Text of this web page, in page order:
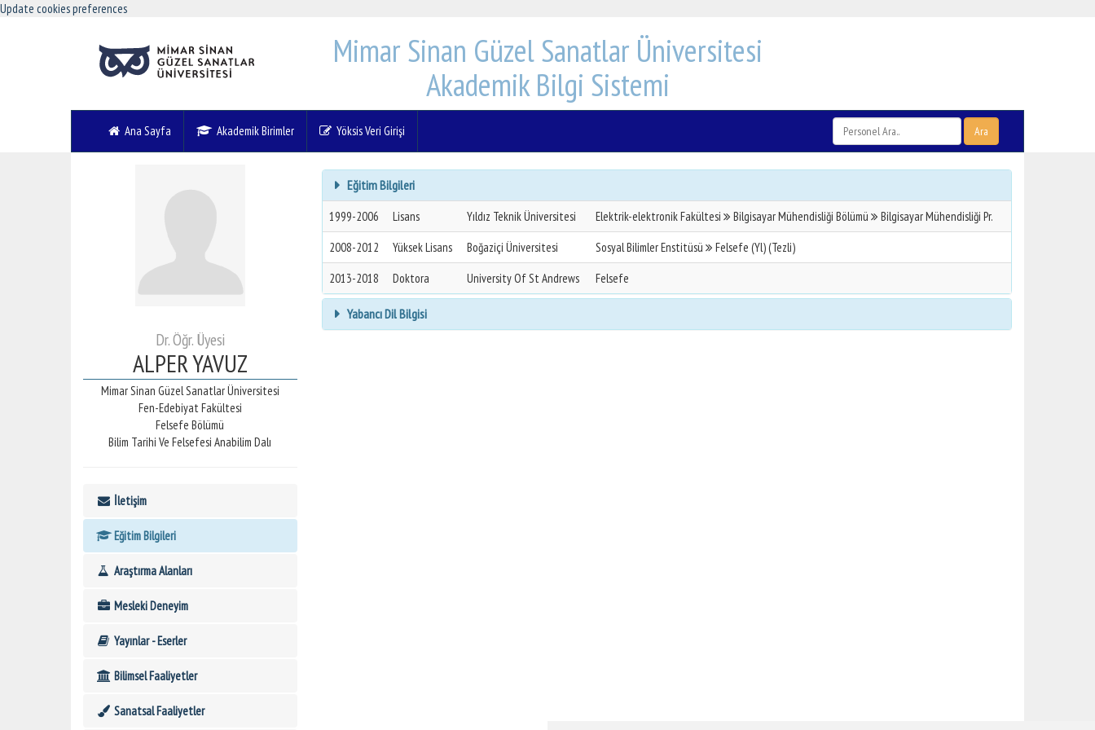
Update cookies preferences
Mimar Sinan Güzel Sanatlar Üniversitesi
Akademik Bilgi Sistemi
Ana Sayfa Akademik Birimler Yöksis Veri Girişi Ara
Dr. Öğr. Üyesi
ALPER YAVUZ
Mimar Sinan Güzel Sanatlar Üniversitesi
Fen-Edebiyat Fakültesi
Felsefe Bölümü
Bilim Tarihi Ve Felsefesi Anabilim Dalı
İletişim
Eğitim Bilgileri
Araştırma Alanları
Mesleki Deneyim
Yayınlar - Eserler
Bilimsel Faaliyetler
Sanatsal Faaliyetler
Eğitim Bilgileri
1999-2006 Lisans Yıldız Teknik Üniversitesi Elektrik-elektronik Fakültesi Bilgisayar Mühendisliği Bölümü
Bilgisayar Mühendisliği Pr.
2008-2012
Yüksek Lisans Boğaziçi Üniversitesi Sosyal Bilimler Enstitüsü
Felsefe (Yl) (Tezli)
2013-2018
Doktora University Of St Andrews Felsefe
Yabancı Dil Bilgisi